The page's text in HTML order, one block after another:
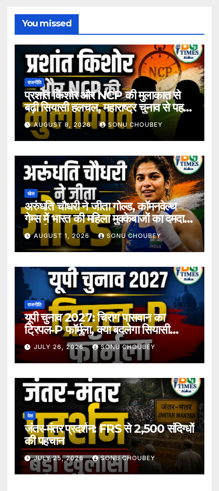
You missed
राजनीति
प्रशांत किशोर और NCP की मुलाकात से
बढ़ी सियासी हलचल, महाराष्ट्र चुनाव से पहले
अटकलें तेज
AUGUST 8, 2026 SONU CHOUBEY
खेल
अरुंधति चौधरी ने जीता गोल्ड, कॉमनवेल्थ
गेम्स में भारत की महिला मुक्केबाजों का दमदार
प्रदर्शन
AUGUST 1, 2026 SONU CHOUBEY
राजनीति
यूपी चुनाव 2027: चिराग पासवान का
ट्रिपल-P फॉर्मूला, क्या बदलेगा सियासी
समीकरण?
JULY 26, 2026 SONU CHOUBEY
देश
जंतर-मंतर प्रदर्शन: FRS से 2,500 संदिग्धों
की पहचान
JULY 25, 2026 SONU CHOUBEY